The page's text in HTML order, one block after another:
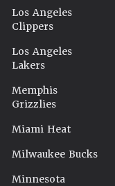
Los Angeles
Clippers
Los Angeles
Lakers
Memphis
Grizzlies
Miami Heat
Milwaukee Bucks
Minnesota